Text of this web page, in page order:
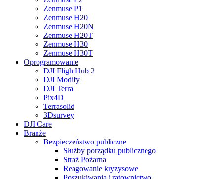
Zenmuse P1
Zenmuse H20
Zenmuse H20N
Zenmuse H20T
Zenmuse H30
Zenmuse H30T
Oprogramowanie
DJI FlightHub 2
DJI Modify
DJI Terra
Pix4D
Terrasolid
3Dsurvey
DJI Care
Branże
Bezpieczeństwo publiczne
Służby porządku publicznego
Straż Pożarna
Reagowanie kryzysowe
Poszukiwania i ratownictwo